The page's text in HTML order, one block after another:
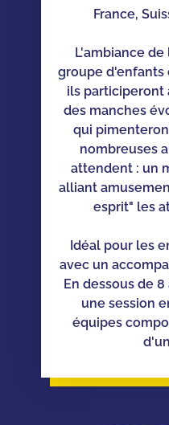
France,
L'ambiance
groupe d'enfants
ils participeront
des manches
qui
nombreuses
attendent : un
alliant
esprit" les
Idéal pour les
avec un
En dessous de
une session
équipes